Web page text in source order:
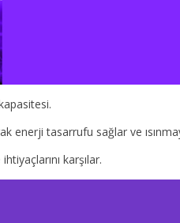
tasarrufu sağlar ve
karşılar.